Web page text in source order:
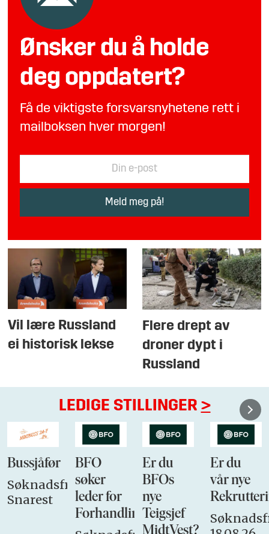
Ønsker du å holde
deg oppdatert?
Få de viktigste forsvarsnyhetene rett i
mailboksen hver morgen!
Vil lære Russland
ei historisk lekse
Flere drept av
droner dypt i
Russland
LEDIGE STILLINGER >
Bussjåfør
Søknadsfrist:
Snarest
BFO
søker
leder for
Forhandlingsutvalget
Er du
BFOs
nye
Teigsjef
MidtVest?
Er du
vår nye